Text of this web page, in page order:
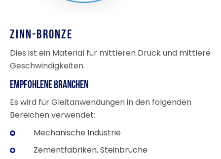
Zinn-Bronze
Dies ist ein Material für mittleren Druck und mittlere
Geschwindigkeiten.
Empfohlene Branchen
Es wird für Gleitanwendungen in den folgenden
Bereichen verwendet:
Mechanische Industrie
Zementfabriken, Steinbrüche